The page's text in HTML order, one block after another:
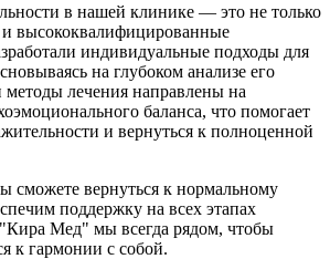
в нашей клинике — это не только
высококвалифицированные
индивидуальные подходы для
на глубоком анализе его
лечения направлены на
баланса, что помогает
и вернуться к полноценной
вернуться к нормальному
поддержку на всех этапах
Мед" мы всегда рядом, чтобы
к гармонии с собой.